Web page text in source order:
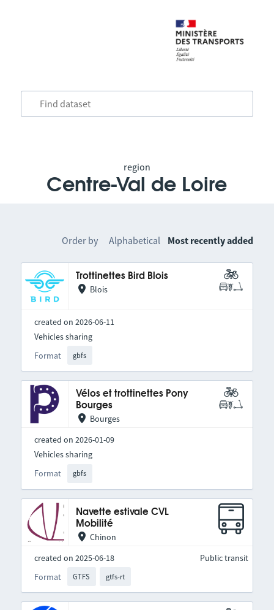
region
Centre-Val de Loire
Order by Alphabetical Most recently added
Trottinettes Bird Blois
Blois
created on 2026-06-11
Format gbfs
Vehicles sharing
Vélos et trottinettes Pony
Bourges
Bourges
created on 2026-01-09
Format gbfs
Vehicles sharing
Navette estivale CVL
Mobilité
Chinon
created on 2025-06-18
Format
GTFS gtfs-rt
Public transit